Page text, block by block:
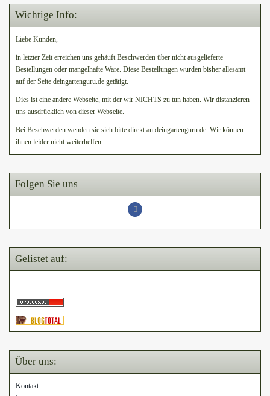
Wichtige Info:
Liebe Kunden,
in letzter Zeit erreichen uns gehäuft Beschwerden über nicht ausgelieferte
Bestellungen oder mangelhafte Ware. Diese Bestellungen wurden bisher allesamt
auf der Seite deingartenguru.de getätigt.
Dies ist eine andere Webseite, mit der wir NICHTS zu tun haben. Wir distanzieren
uns ausdrücklich von dieser Webseite.
Bei Beschwerden wenden sie sich bitte direkt an deingartenguru.de. Wir können
ihnen leider nicht weiterhelfen.
Folgen Sie uns
Gelistet auf:
Über uns:
Kontakt